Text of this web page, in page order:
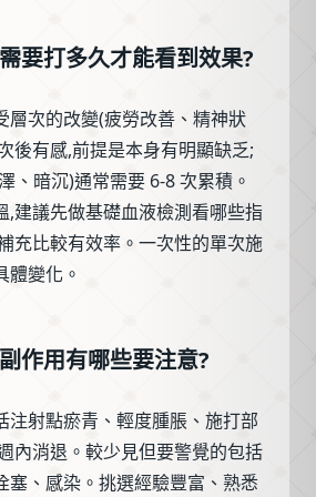
要打多久才能看到效果?
層次的改變(疲勞改善、精神狀
後有感,前提是本身有明顯缺乏;
、暗沉)通常需要 6-8 次累積。
,建議先做基礎血液檢測看哪些指
充比較有效率。一次性的單次施
體變化。
作用有哪些要注意?
注射點瘀青、輕度腫脹、施打部
內消退。較少見但要警覺的包括
塞、感染。挑選經驗豐富、熟悉